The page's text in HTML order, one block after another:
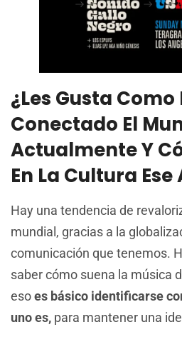
¿Les Gusta Como
Conectado El
Actualmente Y
En La Cultura
Hay una tendencia de
mundial, gracias a la
comunicación que tenemos.
saber cómo suena la música
esoes básico identificarse
uno es, para mantener una